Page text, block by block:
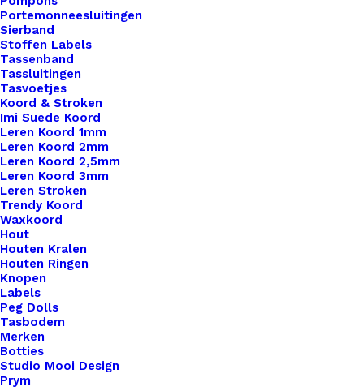
Portemonneesluitingen
Sierband
Stoffen Labels
Tassenband
Tassluitingen
Tasvoetjes
Koord & Stroken
Imi Suede Koord
Leren Koord 1mm
Leren Koord 2mm
Leren Koord 2,5mm
Leren Koord 3mm
Leren Stroken
Trendy Koord
Waxkoord
Hout
Houten Kralen
Houten Ringen
Knopen
Labels
Peg Dolls
Tasbodem
Merken
Botties
Studio Mooi Design
Prym